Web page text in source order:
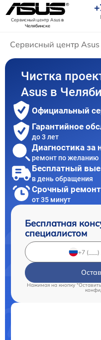
Сервисный центр Asusв
Челябинске
Сервисный центр Asus
Чистка
Asus в
Официальный
Гарантийное
до 3 лет
Диагностика за
ремонт по желанию
Бесплатный
в день обращения
Срочный ремонт
от 35 минут
Бесплатная
специалистом
Нажимая на кнопку